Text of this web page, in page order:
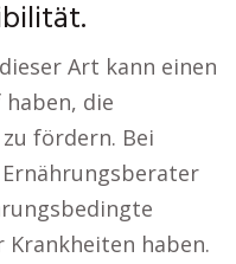
Art kann einen
die
fördern. Bei
haben.